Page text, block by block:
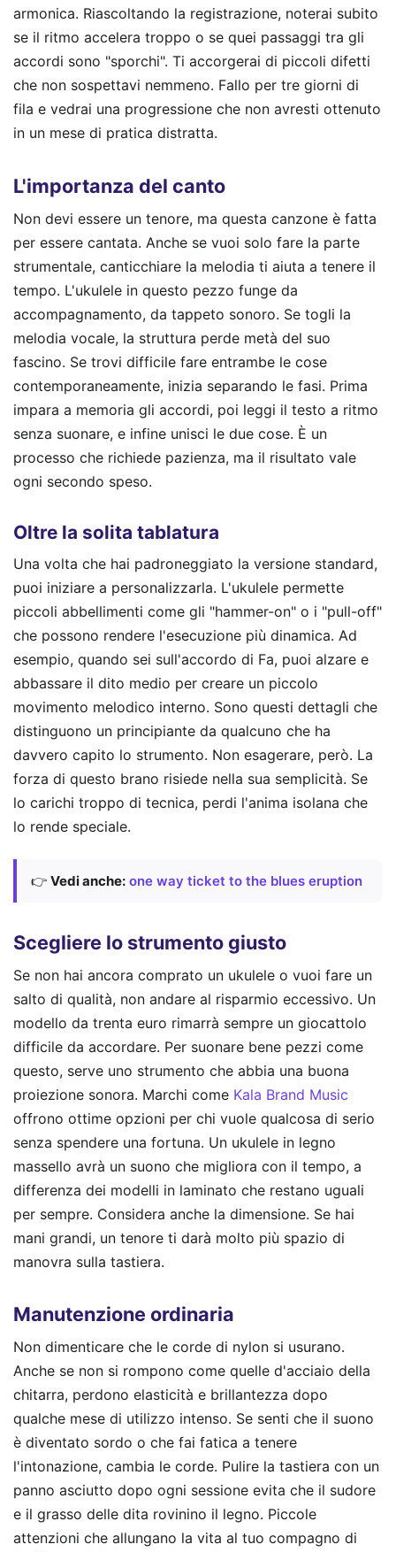
armonica. Riascoltando la registrazione, noterai subito
se il ritmo accelera troppo o se quei passaggi tra gli
accordi sono "sporchi". Ti accorgerai di piccoli difetti
che non sospettavi nemmeno. Fallo per tre giorni di
fila e vedrai una progressione che non avresti ottenuto
in un mese di pratica distratta.
L'importanza del canto
Non devi essere un tenore, ma questa canzone è fatta
per essere cantata. Anche se vuoi solo fare la parte
strumentale, canticchiare la melodia ti aiuta a tenere il
tempo. L'ukulele in questo pezzo funge da
accompagnamento, da tappeto sonoro. Se togli la
melodia vocale, la struttura perde metà del suo
fascino. Se trovi difficile fare entrambe le cose
contemporaneamente, inizia separando le fasi. Prima
impara a memoria gli accordi, poi leggi il testo a ritmo
senza suonare, e infine unisci le due cose. È un
processo che richiede pazienza, ma il risultato vale
ogni secondo speso.
Oltre la solita tablatura
Una volta che hai padroneggiato la versione standard,
puoi iniziare a personalizzarla. L'ukulele permette
piccoli abbellimenti come gli "hammer-on" o i "pull-off"
che possono rendere l'esecuzione più dinamica. Ad
esempio, quando sei sull'accordo di Fa, puoi alzare e
abbassare il dito medio per creare un piccolo
movimento melodico interno. Sono questi dettagli che
distinguono un principiante da qualcuno che ha
davvero capito lo strumento. Non esagerare, però. La
forza di questo brano risiede nella sua semplicità. Se
lo carichi troppo di tecnica, perdi l'anima isolana che
lo rende speciale.
👉 Vedi anche: one way ticket to the blues eruption
Scegliere lo strumento giusto
Se non hai ancora comprato un ukulele o vuoi fare un
salto di qualità, non andare al risparmio eccessivo. Un
modello da trenta euro rimarrà sempre un giocattolo
difficile da accordare. Per suonare bene pezzi come
questo, serve uno strumento che abbia una buona
proiezione sonora. Marchi come Kala Brand Music
offrono ottime opzioni per chi vuole qualcosa di serio
senza spendere una fortuna. Un ukulele in legno
massello avrà un suono che migliora con il tempo, a
differenza dei modelli in laminato che restano uguali
per sempre. Considera anche la dimensione. Se hai
mani grandi, un tenore ti darà molto più spazio di
manovra sulla tastiera.
Manutenzione ordinaria
Non dimenticare che le corde di nylon si usurano.
Anche se non si rompono come quelle d'acciaio della
chitarra, perdono elasticità e brillantezza dopo
qualche mese di utilizzo intenso. Se senti che il suono
è diventato sordo o che fai fatica a tenere
l'intonazione, cambia le corde. Pulire la tastiera con un
panno asciutto dopo ogni sessione evita che il sudore
e il grasso delle dita rovinino il legno. Piccole
attenzioni che allungano la vita al tuo compagno di